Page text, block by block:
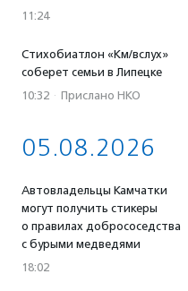
11:24
Стихобиатлон «Км/вслух»
соберет семьи в Липецке
10:32 · Прислано НКО
05.08.2026
Автовладельцы Камчатки
могут получить стикеры
о правилах добрососедства
с бурыми медведями
18:02